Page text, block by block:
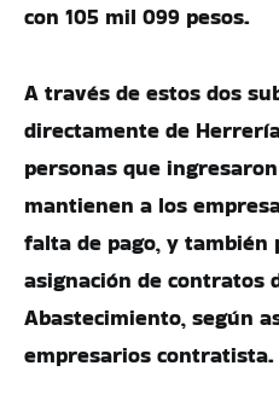
con 105 mil 099 pesos.
A través de estos dos
directamente de
personas que
mantienen a los
falta de pago, y también
asignación de contratos
Abastecimiento, según
empresarios contratista.